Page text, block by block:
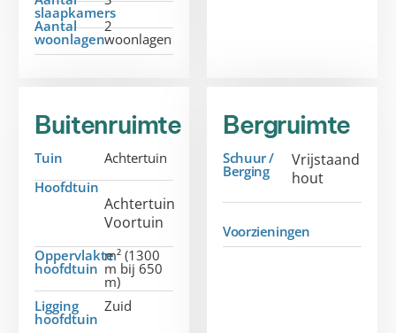
slaapkamers
Aantal
woonlagen
2
woonlagen
Buitenruimte
Tuin
Achtertuin
Hoofdtuin
Achtertuin
Voortuin
Oppervlakte
hoofdtuin
m² (1300
m bij 650
m)
Ligging
hoofdtuin
Zuid
Bergruimte
Schuur /
Berging
Vrijstaand
hout
Voorzieningen